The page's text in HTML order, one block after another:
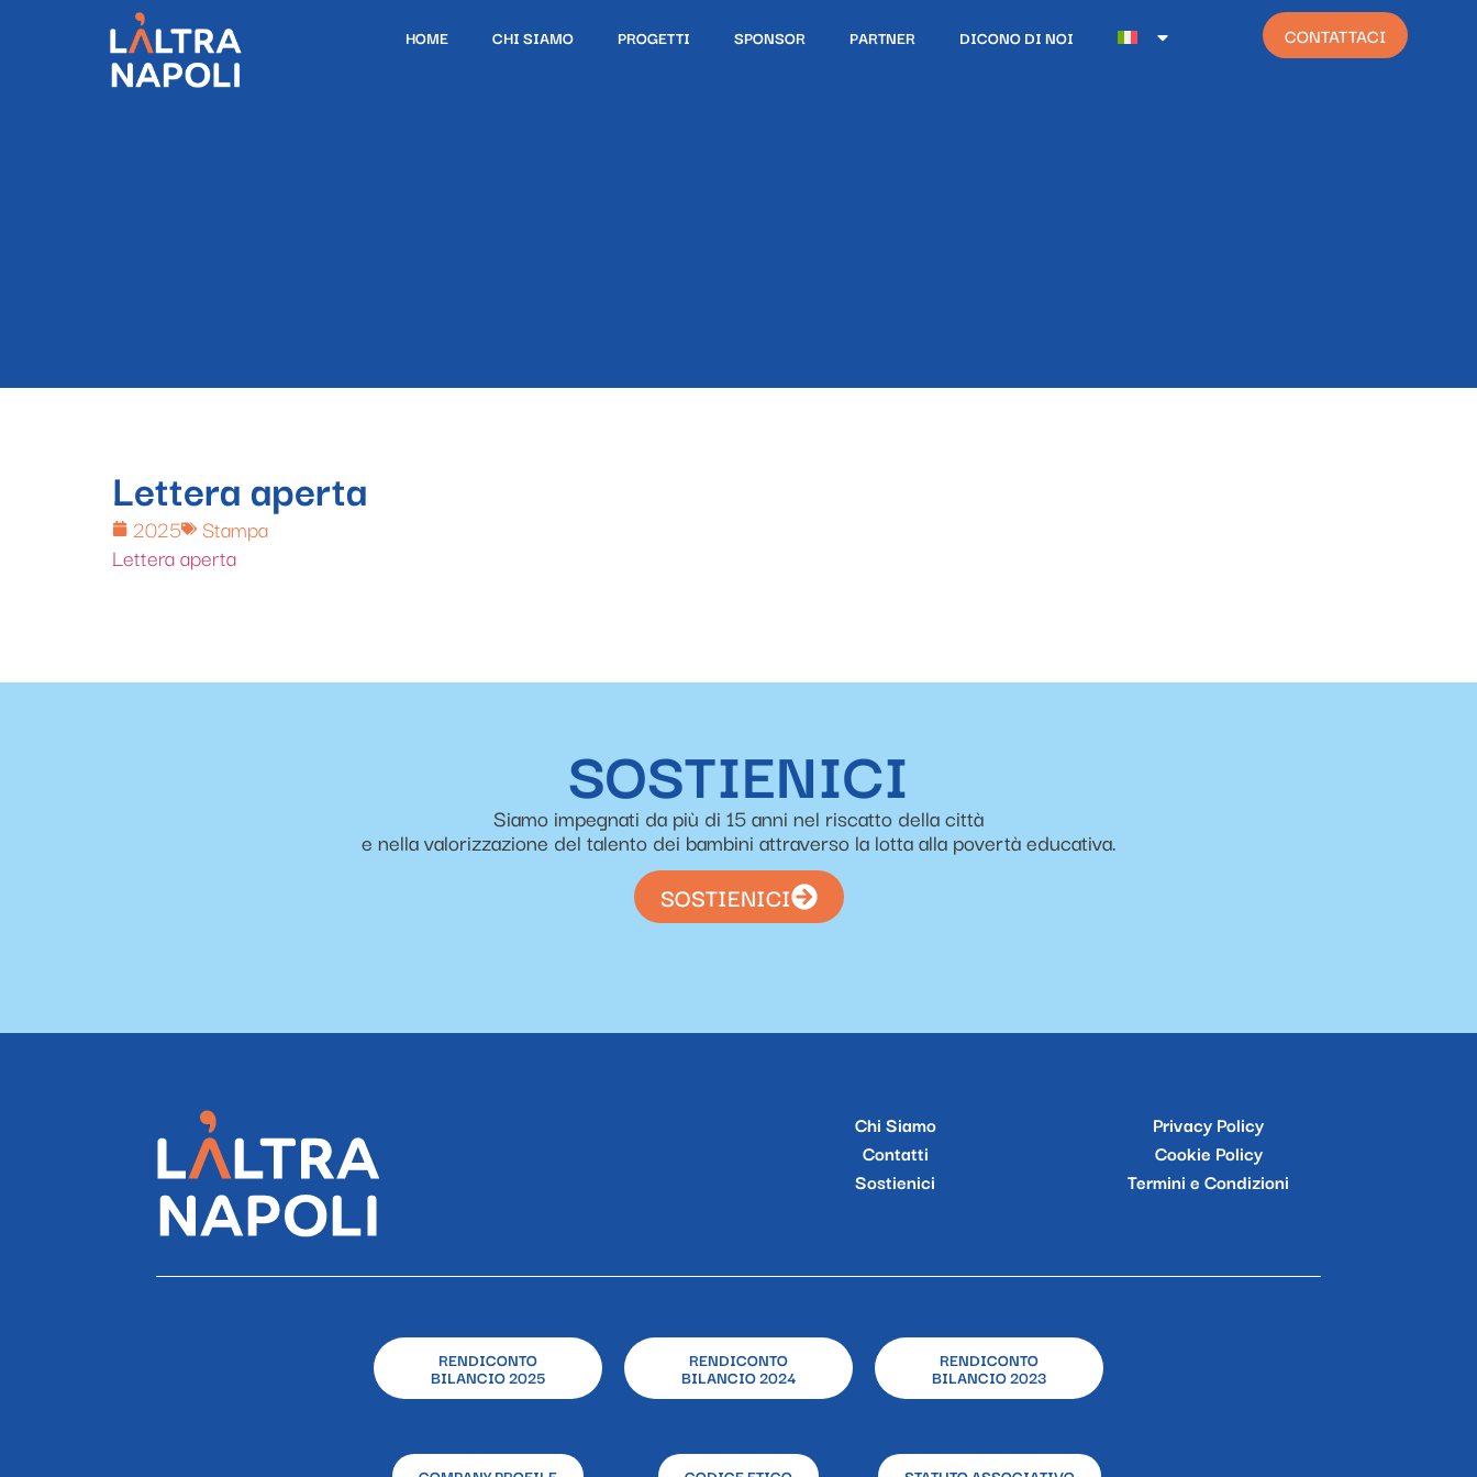
HOME CHI SIAMO PROGETTI SPONSOR PARTNER DICONO DI NOI CONTATTACI
Lettera aperta
2025
Stampa
Lettera aperta
SOSTIENICI
Siamo impegnati da più di 15 anni nel riscatto della città
e nella valorizzazione del talento dei bambini attraverso la lotta alla povertà educativa.
SOSTIENICI
Chi Siamo
Contatti
Sostienici
Privacy Policy
Cookie Policy
Termini e Condizioni
RENDICONTO
BILANCIO 2025
RENDICONTO
BILANCIO 2024
RENDICONTO
BILANCIO 2023